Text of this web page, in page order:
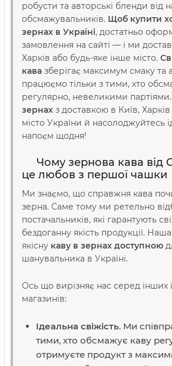
робусти та авторські бленди від
обсмажувальників. Щоб купити
зернах в Україні, достатньо
замовлення на сайті — і ми
Харків або будь-яке інше місто.
кава зберігає максимум смаку та
працюємо тільки з тими, хто
регулярно, невеликими
зернах з доставкою в Київ,
місто України й насолоджуйтесь
напоєм щодня!
Чому зернова кава від
це любов з першої чашки
Ми знаємо, що справжня кава
зерна. Саме тому ми ретельно
постачальників, які гарантують
бездоганну якість продукції.
якісну каву в зернах доступною
шанувальника в Україні.
Ось що вирізняє нас серед інших
магазинів:
Ідеальна свіжість. Ми
тими, хто обсмажує каву
отримуєте продукт з